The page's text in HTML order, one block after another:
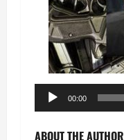
Reproductor
de
00:00
ABOUT THE AUTHOR